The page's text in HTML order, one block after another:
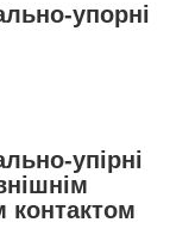
упорні
упірні
контактом